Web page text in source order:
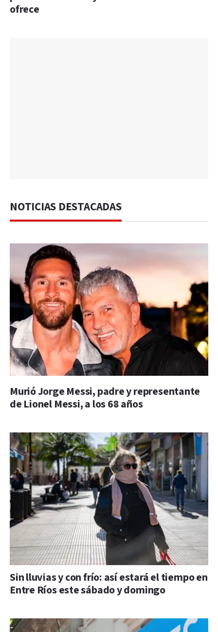
ofrece
NOTICIAS DESTACADAS
Murió Jorge Messi, padre y representante
de Lionel Messi, a los 68 años
Sin lluvias y con frío: así estará el tiempo en
Entre Ríos este sábado y domingo